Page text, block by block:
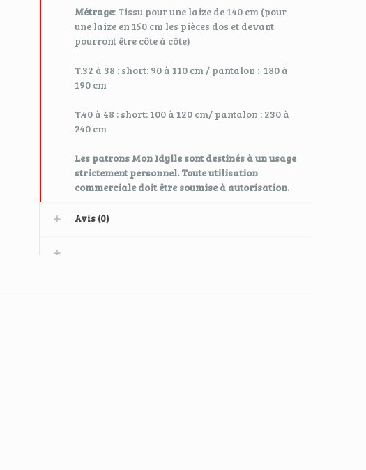
Métrage: Tissu pour une laize de 140 cm (pour
une laize en 150 cm les pièces dos et devant
pourront être côte à côte)
T.32 à 38 : short: 90 à 110 cm / pantalon : 180 à
190 cm
T.40 à 48 : short: 100 à 120 cm/ pantalon : 230 à
240 cm
Les patrons Mon Idylle sont destinés à un usage
strictement personnel. Toute utilisation
commerciale doit être soumise à autorisation.
Avis (0)